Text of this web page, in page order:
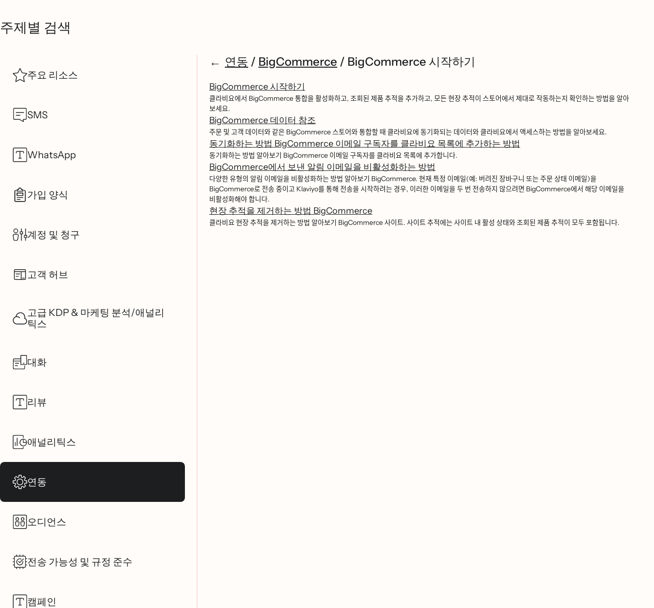
주제별 검색
주요 리소스
SMS
WhatsApp
가입 양식
계정 및 청구
고객 허브
고급 KDP & 마케팅 분석/애널리
틱스
대화
리뷰
애널리틱스
연동
오디언스
전송 가능성 및 규정 준수
캠페인
연동 / BigCommerce / BigCommerce 시작하기
BigCommerce 시작하기
클라비요에서 BigCommerce 통합을 활성화하고, 조회된 제품 추적을 추가하고, 모든 현장 추적이 스토어에서 제대로 작동하는지 확인하는 방법을 알아
보세요.
BigCommerce 데이터 참조
주문 및 고객 데이터와 같은 BigCommerce 스토어와 통합할 때 클라비요에 동기화되는 데이터와 클라비요에서 액세스하는 방법을 알아보세요.
동기화하는 방법 BigCommerce 이메일 구독자를 클라비요 목록에 추가하는 방법
동기화하는 방법 알아보기 BigCommerce 이메일 구독자를 클라비요 목록에 추가합니다.
BigCommerce에서 보낸 알림 이메일을 비활성화하는 방법
다양한 유형의 알림 이메일을 비활성화하는 방법 알아보기 BigCommerce. 현재 특정 이메일(예: 버려진 장바구니 또는 주문 상태 이메일)을
BigCommerce로 전송 중이고 Klaviyo를 통해 전송을 시작하려는 경우, 이러한 이메일을 두 번 전송하지 않으려면 BigCommerce에서 해당 이메일을
비활성화해야 합니다.
현장 추적을 제거하는 방법 BigCommerce
클라비요 현장 추적을 제거하는 방법 알아보기 BigCommerce 사이트. 사이트 추적에는 사이트 내 활성 상태와 조회된 제품 추적이 모두 포함됩니다.